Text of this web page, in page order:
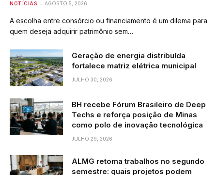
NOTÍCIAS AGOSTO 5, 2026
A escolha entre consórcio ou financiamento é um dilema para
quem deseja adquirir patrimônio sem…
Geração de energia distribuída
fortalece matriz elétrica municipal
JULHO 30, 2026
BH recebe Fórum Brasileiro de Deep
Techs e reforça posição de Minas
como polo de inovação tecnológica
JULHO 29, 2026
ALMG retoma trabalhos no segundo
semestre: quais projetos podem